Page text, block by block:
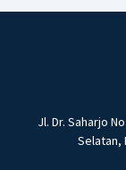
Jl. Dr. Saharjo
Selatan,